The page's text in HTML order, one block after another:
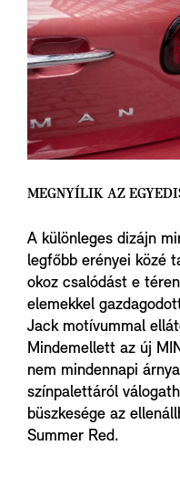
MEGNYÍLIK AZ
A különleges dizájn
legfőbb erényei közé
okoz csalódást e
elemekkel
Jack motívummal
Mindemellett az új
nem mindennapi
színpalettáról
büszkesége az
Summer Red.